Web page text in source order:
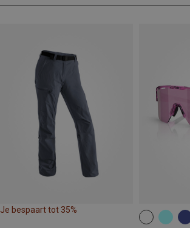
Je bespaart tot 35%
ONE SIZE